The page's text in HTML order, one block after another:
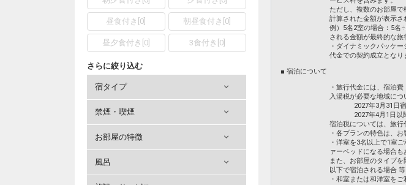
昼食付き 0 朝昼食付き 0
昼夕食付き 0] 3食付き 0]
さらに絞り込む
宿タイプ
禁煙・喫煙
お部屋の特徴
風呂
ただし、複数のお部屋
計算された金額が表示さ
例）5名2室の場合：5名
される金額が最終的な旅
・ダイナミックパッケ
代金での契約成立となり
■ 宿泊について
・旅行代金には、宿泊
入湯税が必要な地域につ
2027年3月31日
2027年4月1日以
宿泊税については、旅行
・各プランの特色は、
・洋室を3名以上で1室
ァーベッドになる場合
また、お部屋のタイプ
以下で宿泊される場合 等
・和室または和洋室を